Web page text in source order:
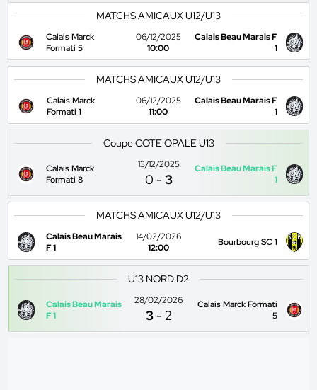
MATCHS AMICAUX U12/U13
Calais Marck
Formati 5
06/12/2025
10:00
Calais Beau Marais F
1
MATCHS AMICAUX U12/U13
Calais Marck
Formati 1
06/12/2025
11:00
Calais Beau Marais F
1
Coupe COTE OPALE U13
Calais Marck
Formati 8
13/12/2025
0 -3
Calais Beau Marais F
1
MATCHS AMICAUX U12/U13
Calais Beau Marais
F 1
14/02/2026
12:00
Bourbourg SC 1
U13 NORD D2
Calais Beau Marais
F 1
28/02/2026
3 -2
Calais Marck Formati
5